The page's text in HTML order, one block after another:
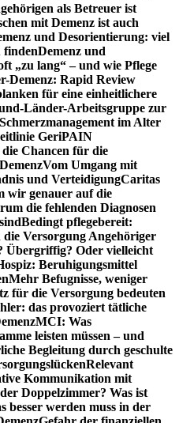
als Betreuer ist
mit Demenz ist auch
und Desorientierung: viel
findenDemenz und
„zu lang“ – und wie Pflege
Demenz: Rapid Review
für eine einheitlichere
Länder-Arbeitsgruppe zur
Schmerzmanagement im Alter
GeriPAIN
Chancen für die
Vom Umgang mit
und VerteidigungCaritas
wir genauer auf die
die fehlenden Diagnosen
Bedingt pflegebereit:
Versorgung Angehöriger
Übergriffig? Oder vielleicht
Beruhigungsmittel
Mehr Befugnisse, weniger
für die Versorgung bedeuten
das provoziert tätliche
MCI: Was
leisten müssen – und
Begleitung durch geschulte
Relevant
Kommunikation mit
Doppelzimmer? Was ist
besser werden muss in der